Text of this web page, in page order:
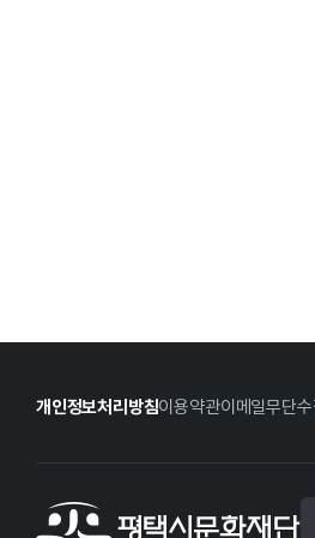
개인정보처리방침이용약관이메일무단